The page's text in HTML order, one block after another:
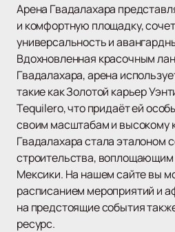
Арена Гвадалахара
и комфортную площадку,
универсальность и
Вдохновленная красочным
Гвадалахара, арена
такие как Золотой карьер
Tequilero, что придаёт ей
своим масштабам и высокому
Гвадалахара стала эталоном
строительства,
Мексики. На нашем сайте вы
расписанием мероприятий и
на предстоящие события
ресурс.